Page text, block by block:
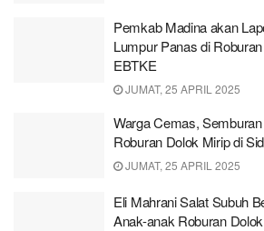
Pemkab Madina akan
Lumpur Panas di
EBTKE
JUMAT, 25 APRIL 2025
Warga Cemas,
Roburan Dolok Mirip di
JUMAT, 25 APRIL 2025
Eli Mahrani Salat Subuh
Anak-anak Roburan Dolok